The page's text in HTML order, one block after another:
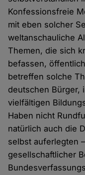
Konfessionsfreie
mit eben solcher
weltanschauliche
Themen, die sich
befassen,
betreffen solche
deutschen Bürger,
vielfältigen
Haben nicht
natürlich auch die
selbst auferlegten
gesellschaftlicher